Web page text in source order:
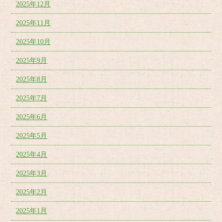
2025年12月
2025年11月
2025年10月
2025年9月
2025年8月
2025年7月
2025年6月
2025年5月
2025年4月
2025年3月
2025年2月
2025年1月